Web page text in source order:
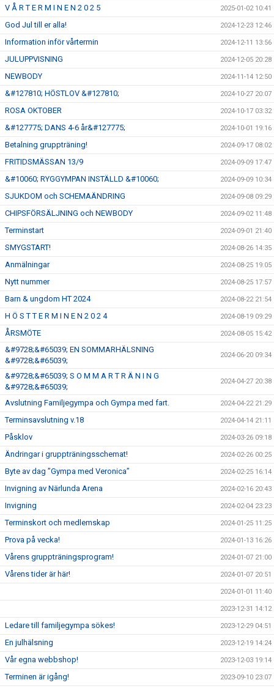
V Å R T E R M I N E N 2 0 2 5 2025-01-02 10:41
God Jul till er alla! 2024-12-23 12:46
Information inför vårtermin 2024-12-11 13:56
JULUPPVISNING 2024-12-05 20:28
NEWBODY 2024-11-14 12:50
&#127810; HÖSTLOV &#127810; 2024-10-27 20:07
ROSA OKTOBER 2024-10-17 03:32
&#127775; DANS 4-6 år&#127775; 2024-10-01 19:16
Betalning gruppträning! 2024-09-17 08:02
FRITIDSMÄSSAN 13/9 2024-09-09 17:47
&#10060; RYGGYMPAN INSTÄLLD &#10060; 2024-09-09 10:34
SJUKDOM och SCHEMAÄNDRING 2024-09-08 09:29
CHIPSFÖRSÄLJNING och NEWBODY 2024-09-02 11:48
Terminstart 2024-09-01 21:40
SMYGSTART! 2024-08-26 14:35
Anmälningar 2024-08-25 19:05
Nytt nummer 2024-08-25 17:57
Barn & ungdom HT 2024 2024-08-22 21:54
H Ö S T T E R M I N E N 2 0 2 4 2024-08-19 09:29
ÅRSMÖTE 2024-08-05 15:42
&#9728;&#65039; EN SOMMARHÄLSNING
&#9728;&#65039;
2024-06-20 09:34
&#9728;&#65039; S O M M A R T R Ä N I N G
&#9728;&#65039;
2024-04-27 20:38
Avslutning Familjegympa och Gympa med fart. 2024-04-22 21:29
Terminsavslutning v.18 2024-04-14 21:11
Påsklov 2024-03-26 09:18
Ändringar i gruppträningsschemat! 2024-02-26 00:25
Byte av dag ”Gympa med Veronica” 2024-02-25 16:14
Invigning av Närlunda Arena 2024-02-16 20:43
Invigning 2024-02-04 23:23
Terminskort och medlemskap 2024-01-25 11:25
Prova på vecka! 2024-01-13 16:26
Vårens gruppträningsprogram! 2024-01-07 21:00
Vårens tider är här! 2024-01-07 20:51
2024-01-01 11:40
2023-12-31 14:12
Ledare till familjegympa sökes! 2023-12-29 04:51
En julhälsning 2023-12-19 14:24
Vår egna webbshop! 2023-12-03 19:14
Terminen är igång! 2023-09-10 23:07